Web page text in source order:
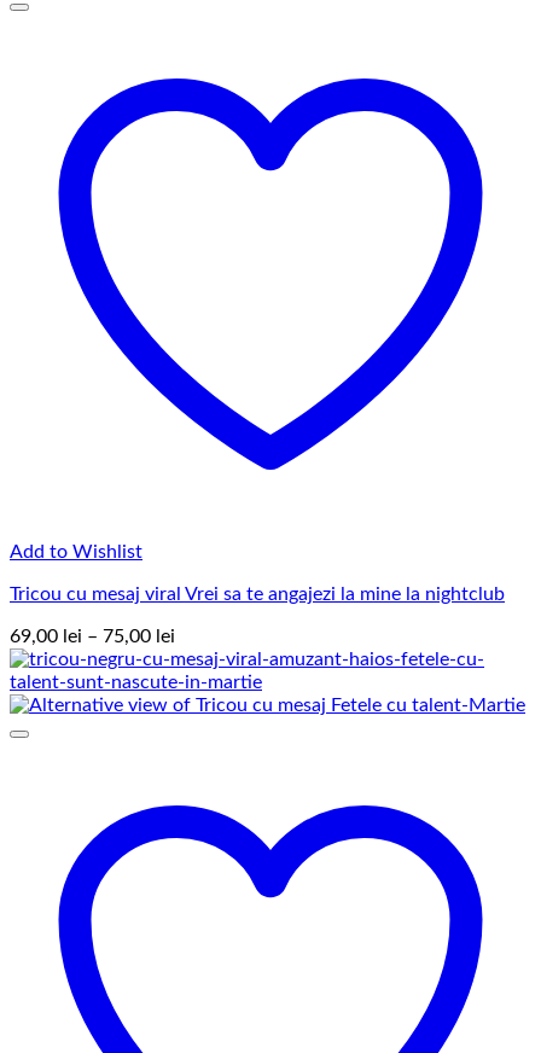
Add to Wishlist
Tricou cu mesaj viral Vrei sa te angajezi la mine la nightclub
69,00 lei – 75,00 lei
de
prețuri:
69,00 lei